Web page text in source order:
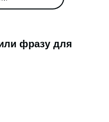
фразу для